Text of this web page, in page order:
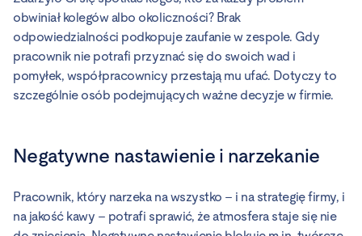
obwiniał kolegów albo okoliczności? Brak
odpowiedzialności podkopuje zaufanie w zespole. Gdy
pracownik nie potrafi przyznać się do swoich wad i
pomyłek, współpracownicy przestają mu ufać. Dotyczy to
szczególnie osób podejmujących ważne decyzje w firmie.
Negatywne nastawienie i narzekanie
Pracownik, który narzeka na wszystko – i na strategię firmy, i
na jakość kawy – potrafi sprawić, że atmosfera staje się nie